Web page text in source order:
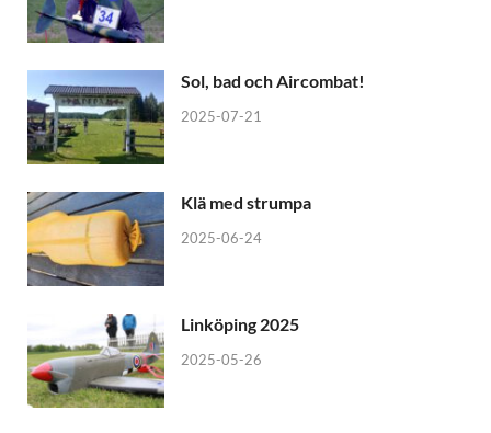
Sol, bad och Aircombat!
2025-07-21
Klä med strumpa
2025-06-24
Linköping 2025
2025-05-26